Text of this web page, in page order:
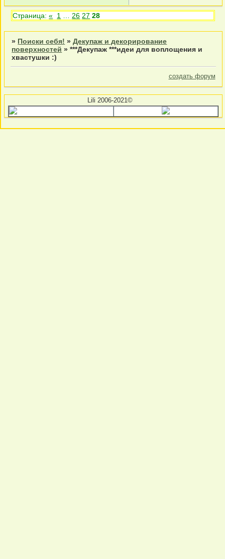
Страница:« 1 26 27 28
» Поиски себя! »Декупаж и декорирование
поверхностей »***Декупаж ***идеи для воплощения и
хвастушки :)
создать форум
Lili 2006-2021©